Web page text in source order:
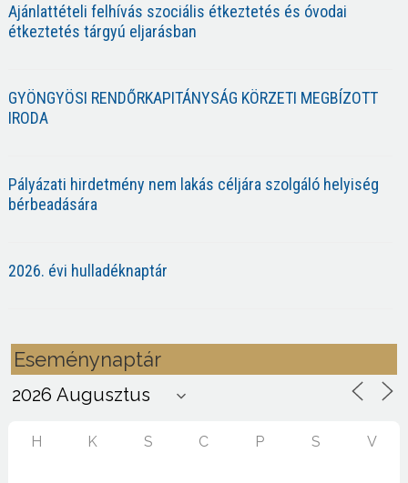
Ajánlattételi felhívás szociális étkeztetés és óvodai
étkeztetés tárgyú eljarásban
GYÖNGYÖSI RENDŐRKAPITÁNYSÁG KÖRZETI MEGBÍZOTT
IRODA
Pályázati hirdetmény nem lakás céljára szolgáló helyiség
bérbeadására
2026. évi hulladéknaptár
Eseménynaptár
H K S C P S V